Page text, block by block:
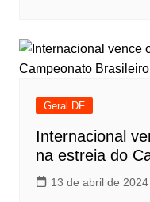
Geral DF
Internacional
na estreia do
13 de abril de 2024